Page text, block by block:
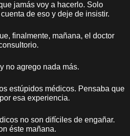
jamás voy a hacerlo. Solo
de eso y deje de insistir.
finalmente, mañana, el doctor
no agrego nada más.
estúpidos médicos. Pensaba que
esa experiencia.
no son difíciles de engañar.
éste mañana.